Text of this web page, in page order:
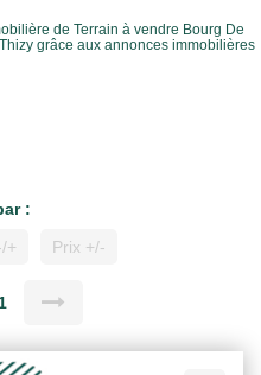
de Terrain à vendre Bourg De
grâce aux annonces immobilières
:
+ Prix +/-